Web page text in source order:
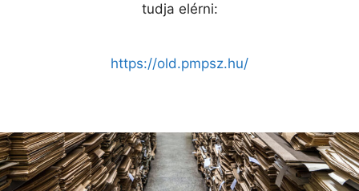
tudja elérni:
https://old.pmpsz.hu/